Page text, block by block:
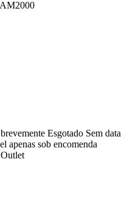
Esgotado Sem data
apenas sob encomenda
Outlet